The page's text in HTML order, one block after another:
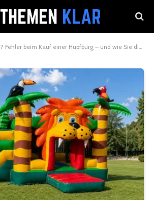
7 Fehler beim Kauf einer Hüpfburg – und wie Sie diese vermeiden